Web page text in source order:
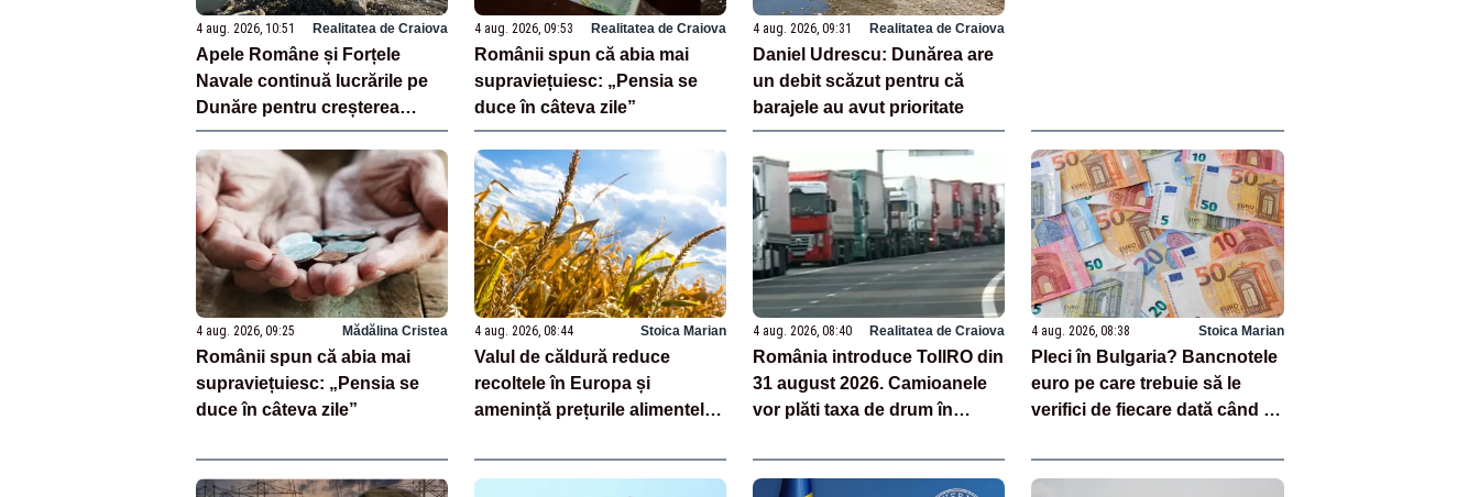
4 aug. 2026, 10:51 Realitatea de Craiova
Apele Române și Forțele
Navale continuă lucrările pe
Dunăre pentru creșterea
nivelului apei
4 aug. 2026, 09:53 Realitatea de Craiova
Românii spun că abia mai
supraviețuiesc: „Pensia se
duce în câteva zile”
4 aug. 2026, 09:31 Realitatea de Craiova
Daniel Udrescu: Dunărea are
un debit scăzut pentru că
barajele au avut prioritate
4 aug. 2026, 09:25 Mădălina Cristea
Românii spun că abia mai
supraviețuiesc: „Pensia se
duce în câteva zile”
4 aug. 2026, 08:44 Stoica Marian
Valul de căldură reduce
recoltele în Europa și
amenință prețurile alimentelor.
4 aug. 2026, 08:40 Realitatea de Craiova
România introduce TollRO din
31 august 2026. Camioanele
vor plăti taxa de drum în
4 aug. 2026, 08:38 Stoica Marian
Pleci în Bulgaria? Bancnotele
euro pe care trebuie să le
verifici de fiecare dată când ți